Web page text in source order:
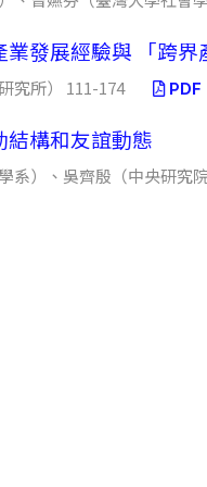
發展經驗與 「跨
究所） 111-174 PDF
結構和友誼動態
系）、吳齊殷（中央研究